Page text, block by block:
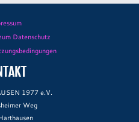
Datenschutz
1977 e.V.
Weg